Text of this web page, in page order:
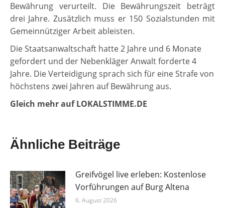
Bewährung verurteilt. Die Bewährungszeit beträgt
drei Jahre. Zusätzlich muss er 150 Sozialstunden mit
Gemeinnütziger Arbeit ableisten.
Die Staatsanwaltschaft hatte 2 Jahre und 6 Monate
gefordert und der Nebenkläger Anwalt forderte 4
Jahre. Die Verteidigung sprach sich für eine Strafe von
höchstens zwei Jahren auf Bewährung aus.
Gleich mehr auf LOKALSTIMME.DE
Ähnliche Beiträge
Greifvögel live erleben: Kostenlose
Vorführungen auf Burg Altena
6. August 2026